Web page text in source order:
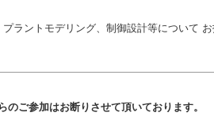
ラントモデリング、制御設計等について
ご参加はお断りさせて頂いております。